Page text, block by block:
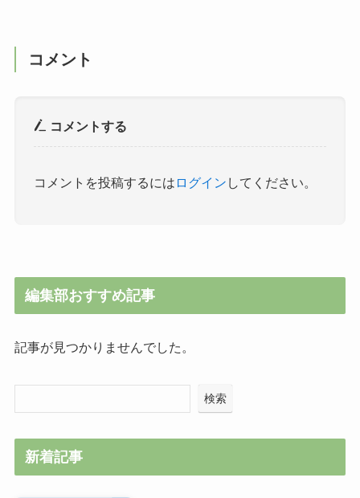
コメント
コメントする
コメントを投稿するには ログイン してください。
編集部おすすめ記事
記事が見つかりませんでした。
検索
新着記事